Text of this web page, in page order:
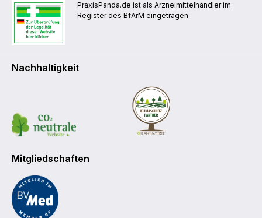
PraxisPanda.de ist als Arzneimittelhändler im
Register des BfArM eingetragen
Nachhaltigkeit
Mitgliedschaften